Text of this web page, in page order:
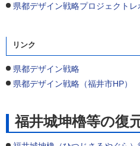
県都デザイン戦略プロジェクトレ
リンク
県都デザイン戦略
県都デザイン戦略（福井市HP）
福井城坤櫓等の復